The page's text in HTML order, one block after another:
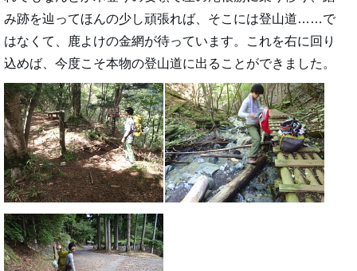
み跡を辿ってほんの少し頑張れば、そこには登山道……で
はなくて、鹿よけの金網が待っています。これを右に回り
込めば、今度こそ本物の登山道に出ることができました。